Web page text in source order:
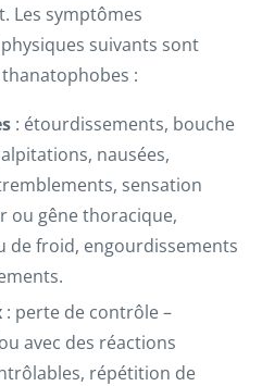
Les symptômes
suivants sont
:
: étourdissements, bouche
nausées,
sensation
ou gêne thoracique,
de froid, engourdissements
: perte de contrôle –
avec des réactions
répétition de